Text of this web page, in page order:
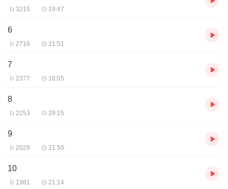
3215 19:47
6
2716 21:51
7
2377 18:05
8
2253 29:15
9
2028 21:50
10
1981 21:14